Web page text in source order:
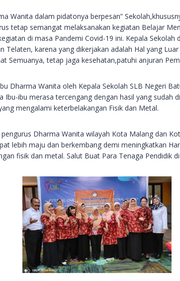
Wanita dalam pidatonya berpesan”
tetap semangat melaksanakan kegiatan Belajar
di masa Pandemi Covid-19 ini. Kepala Sekolah
Telaten, karena yang dikerjakan adalah Hal yang
Semuanya, tetap jaga kesehatan,patuhi anjuran
Dharma Wanita oleh Kepala Sekolah SLB Negeri
Ibu-ibu merasa tercengang dengan hasil yang sudah
mengalami keterbelakangan Fisik dan Metal.
Dharma Wanita wilayah Kota Malang dan
lebih maju dan berkembang demi meningkatkan
fisik dan metal. Salut Buat Para Tenaga Pendidik